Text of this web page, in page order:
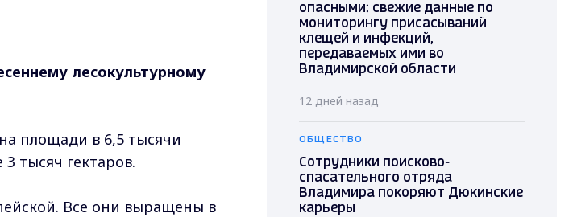
лесокультурному
площади в 6,5 тысячи
тысяч гектаров.
Все они выращены в
опасными: свежие данные по
мониторингу присасываний
клещей и инфекций,
передаваемых ими во
Владимирской области
12 дней назад
ОБЩЕСТВО
Сотрудники поисково-
спасательного отряда
Владимира покоряют Дюкинские
карьеры